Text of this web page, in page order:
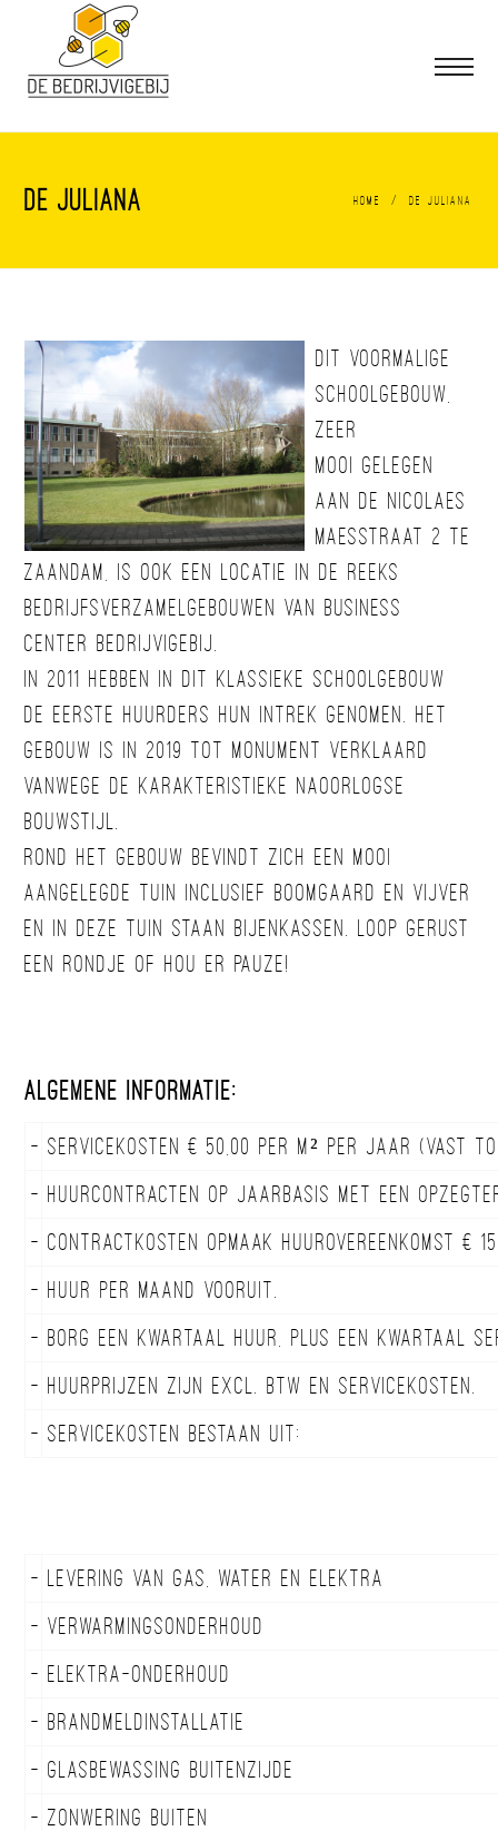
De Juliana Home / De Juliana
Dit voormalige
schoolgebouw,
zeer
mooi gelegen
aan de Nicolaes
Maesstraat 2 te
Zaandam, is ook een locatie in de reeks
bedrijfsverzamelgebouwen van Business
Center BedrijvigeBij.
In 2011 hebben in dit klassieke schoolgebouw
de eerste huurders hun intrek genomen. Het
gebouw is in 2019 tot monument verklaard
vanwege de karakteristieke naoorlogse
bouwstijl.
Rond het gebouw bevindt zich een mooi
aangelegde tuin inclusief boomgaard en vijver
en in deze tuin staan bijenkassen. Loop gerust
een rondje of hou er pauze!
Algemene informatie:
- Servicekosten € 50,00 per m² per jaar (vast
- Huurcontracten op jaarbasis met een
- Contractkosten opmaak huurovereenkomst €
- Huur per maand vooruit.
- Borg een kwartaal huur, plus een kwartaal
- Huurprijzen zijn excl. BTW en servicekosten.
- Servicekosten bestaan uit:
-
Levering van gas, water en elektra
- Verwarmingsonderhoud
- Elektra-onderhoud
- Brandmeldinstallatie
- Glasbewassing buitenzijde
- Zonwering buiten